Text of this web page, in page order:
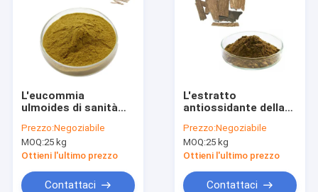
L'eucommia
ulmoides di sanità
che l'acido
clorogenico riduce la
stampa del sangue
Prezzo:Negoziabile
MOQ:25 kg
Ottieni l'ultimo prezzo
Contattaci
L'estratto
antiossidante della
Eucommia
spolverizza il giallo
acido clorogenico di
Prezzo:Negoziabile
MOQ:25 kg
Ottieni l'ultimo prezzo
Contattaci